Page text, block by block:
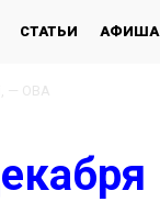
СТАТЬИ АФИША